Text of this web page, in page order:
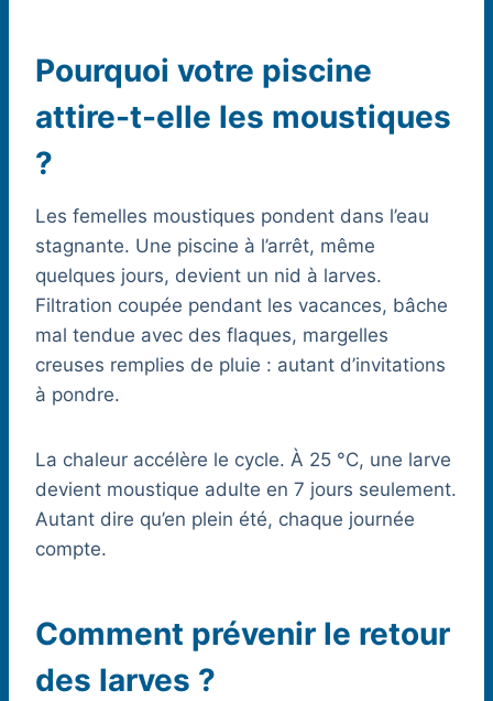
Pourquoi votre piscine
attire-t-elle les moustiques
?
Les femelles moustiques pondent dans l’eau
stagnante. Une piscine à l’arrêt, même
quelques jours, devient un nid à larves.
Filtration coupée pendant les vacances, bâche
mal tendue avec des flaques, margelles
creuses remplies de pluie : autant d’invitations
à pondre.
La chaleur accélère le cycle. À 25 °C, une larve
devient moustique adulte en 7 jours seulement.
Autant dire qu’en plein été, chaque journée
compte.
Comment prévenir le retour
des larves ?